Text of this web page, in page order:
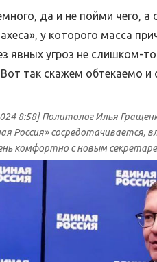
да и не пойми чего,
у которого масса
явных угроз не слишком-то
так скажем обтекаемо и
8:58] Политолог Илья
Россия» сосредотачивается,
комфортно с новым